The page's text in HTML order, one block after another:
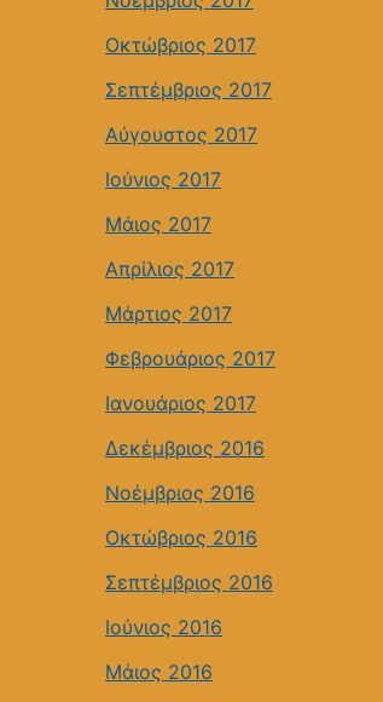
Οκτώβριος 2017
Σεπτέμβριος 2017
Αύγουστος 2017
Ιούνιος 2017
Μάιος 2017
Απρίλιος 2017
Μάρτιος 2017
Φεβρουάριος 2017
Ιανουάριος 2017
Δεκέμβριος 2016
Νοέμβριος 2016
Οκτώβριος 2016
Σεπτέμβριος 2016
Ιούνιος 2016
Μάιος 2016